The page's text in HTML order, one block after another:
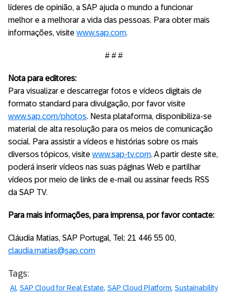
líderes de opinião, a SAP ajuda o mundo a funcionar
melhor e a melhorar a vida das pessoas. Para obter mais
informações, visite www.sap.com.
# # #
Nota para editores:
Para visualizar e descarregar fotos e vídeos digitais de
formato standard para divulgação, por favor visite
www.sap.com/photos. Nesta plataforma, disponibiliza-se
material de alta resolução para os meios de comunicação
social. Para assistir a vídeos e histórias sobre os mais
diversos tópicos, visite www.sap-tv.com. A partir deste site,
poderá inserir vídeos nas suas páginas Web e partilhar
vídeos por meio de links de e-mail ou assinar feeds RSS
da SAP TV.
Para mais informações, para imprensa, por favor contacte:
Cláudia Matias, SAP Portugal, Tel: 21 446 55 00,
claudia.matias@sap.com
Tags:
AI SAP Cloud for Real Estate SAP Cloud Platform Sustainability